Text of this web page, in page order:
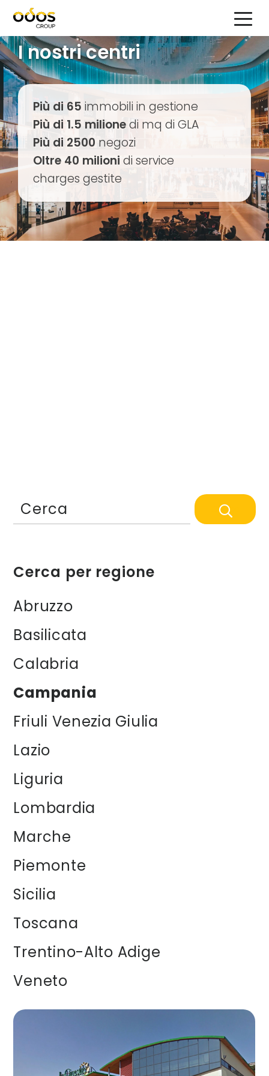
I nostri centri
Più di 65 immobili in gestione
Più di 1.5 milionedi mq di GLA
Più di 2500 negozi
Oltre 40 milioni di service
charges gestite
Cerca
Cerca per regione
Abruzzo
Basilicata
Calabria
Campania
Friuli Venezia Giulia
Lazio
Liguria
Lombardia
Marche
Piemonte
Sicilia
Toscana
Trentino-Alto Adige
Veneto